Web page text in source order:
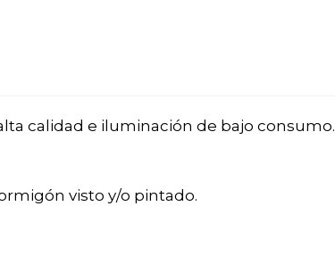
calidad e iluminación de bajo consumo.
visto y/o pintado.